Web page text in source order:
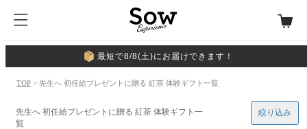
最短で8/8(土)にお届けできます！
TOP > 先生へ 初任給プレゼントに贈る 紅茶 体験ギフト一覧
先生へ 初任給プレゼントに贈る 紅茶 体験ギフト一
覧
絞り込み